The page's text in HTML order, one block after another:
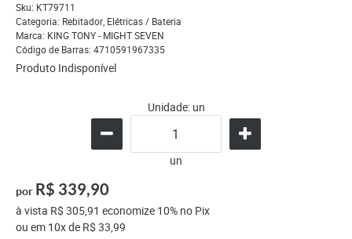
Sku: KT79711
Categoria: Rebitador, Elétricas / Bateria
Marca: KING TONY - MIGHT SEVEN
Código de Barras: 4710591967335
Produto Indisponível
Unidade: un
un
por R$ 339,90
à vista R$ 305,91 economize 10% no Pix
ou em 10xde R$ 33,99